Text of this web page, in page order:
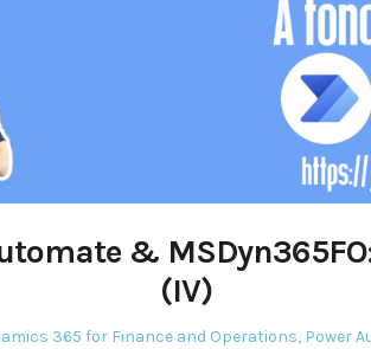
&
(IV)
365 for Finance and Operations, Power